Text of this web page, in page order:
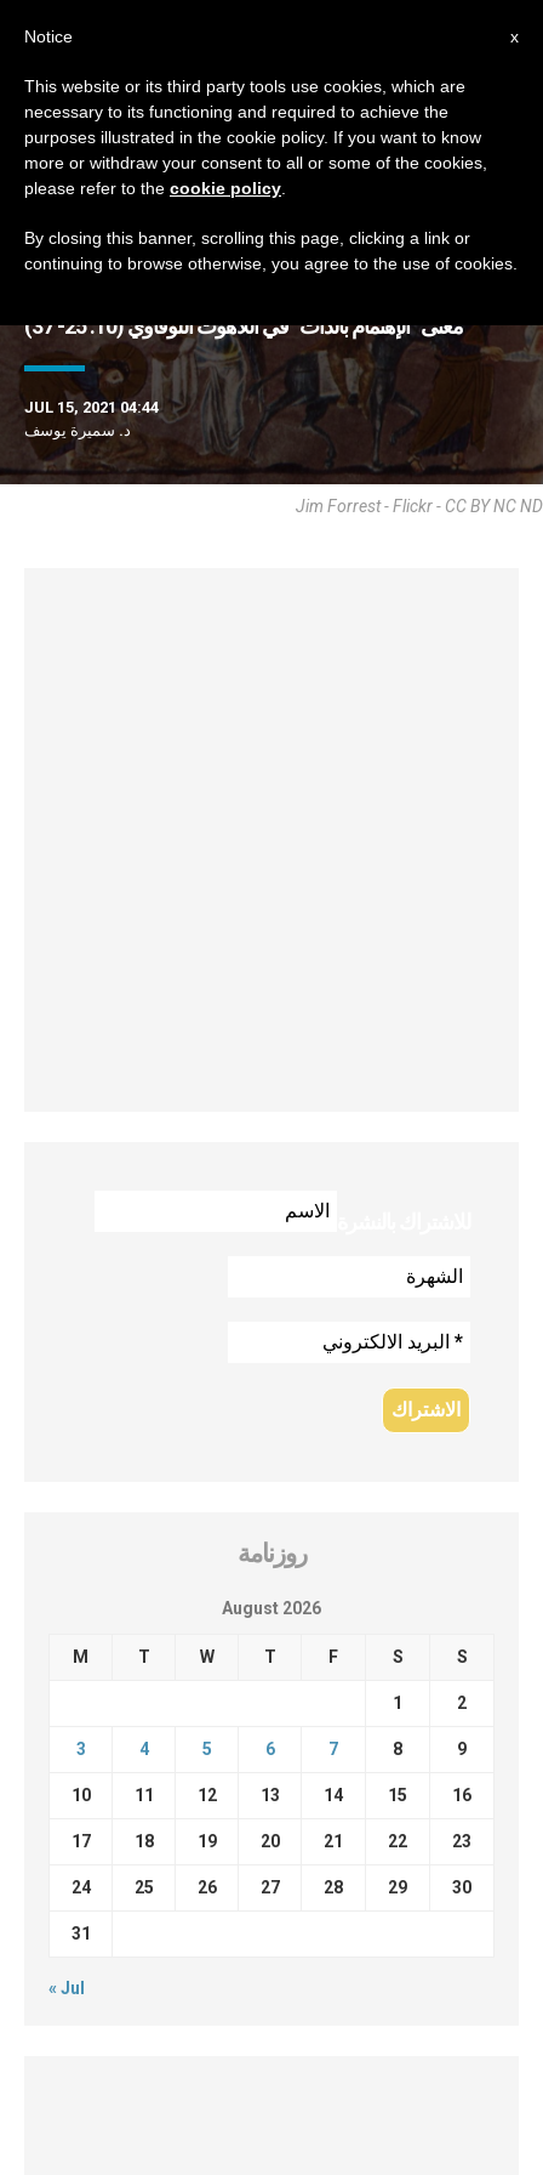
TAG
Posts Tagged ‘اعتناء’
DERNIÈRES NOUVELLES
معنى “الإهتمام بالذات” في اللَّاهوت اللوقاويّ (10: 25- 37)
JUL 15, 2021 04:44
د. سميرة يوسف
Jim Forrest - Flickr - CC BY NC ND
روزنامة
August 2026
M T W T F S S
1 2
3 4 5 6 7 8 9
10 11 12 13 14 15 16
17 18 19 20 21 22 23
24 25 26 27 28 29 30
31
« Jul
x
Notice
This website or its third party tools use cookies, which are
necessary to its functioning and required to achieve the
purposes illustrated in the cookie policy. If you want to know
more or withdraw your consent to all or some of the cookies,
please refer to the cookie policy
By closing this banner, scrolling this page, clicking a link or
continuing to browse otherwise, you agree to the use of cookies.